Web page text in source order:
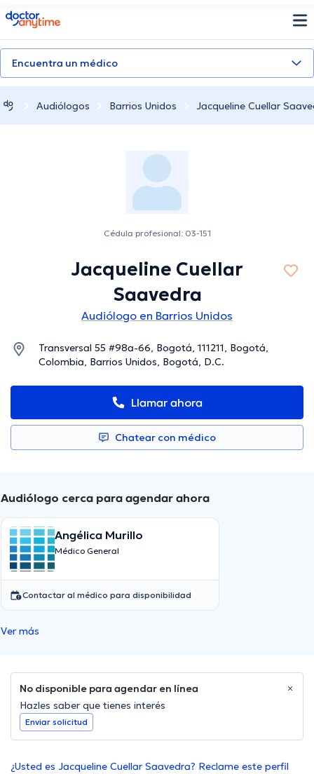
doctoranytime
Encuentra un médico
Audiólogos Barrios Unidos Jacqueline Cuellar
Cédula profesional: 03-151
Jacqueline Cuellar
Saavedra
Audiólogo en Barrios Unidos
Transversal 55 #98a-66, Bogotá, 111211, Bogotá,
Colombia, Barrios Unidos, Bogotá, D.C.
Llamar ahora
Chatear con médico
Audiólogo cerca para agendar ahora
Angélica Murillo
Médico General
Contactar al médico para disponibilidad
Ver más
No disponible para agendar en línea
Hazles saber que tienes interés
Enviar solicitud
¿Usted es Jacqueline Cuellar Saavedra? Reclame este perfil